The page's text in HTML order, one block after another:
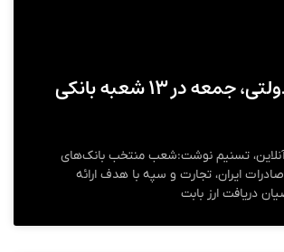
فروش ارز دولتی، جمعه در ۱۳ شعبه بانکی
تسنیم نوشت:شعب منتخب بانک‌های
صادرات ایران، تجارت و سپه با هدف ارائه
دریافت ارز بابت